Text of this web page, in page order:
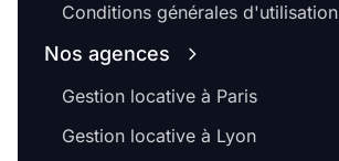
Conditions générales d'utilisation
Nos agences
Gestion locative à Paris
Gestion locative à Lyon